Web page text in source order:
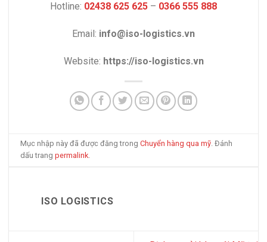
Hotline: 02438 625 625 – 0366 555 888
Email: info@iso-logistics.vn
Website: https://iso-logistics.vn
Mục nhập này đã được đăng trongChuyển hàng qua mỹ. Đánh
dấu trangpermalink.
ISO LOGISTICS